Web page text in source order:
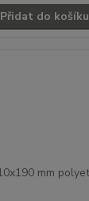
Přidat do košíku